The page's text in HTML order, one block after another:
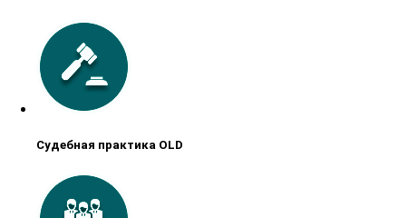
Судебная практика OLD